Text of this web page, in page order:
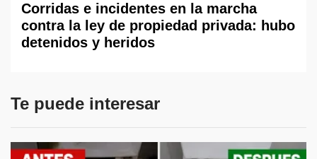
Corridas e incidentes en la marcha
contra la ley de propiedad privada: hubo
detenidos y heridos
Te puede interesar